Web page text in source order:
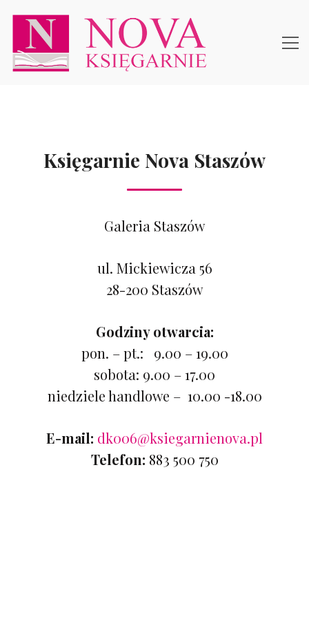
Księgarnie Nova Staszów
Galeria Staszów
ul. Mickiewicza 56
28-200 Staszów
Godziny otwarcia:
pon. – pt.: 9.00 – 19.00
sobota: 9.00 – 17.00
niedziele handlowe – 10.00 -18.00
E-mail: dk006@ksiegarnienova.pl
Telefon: 883 500 750